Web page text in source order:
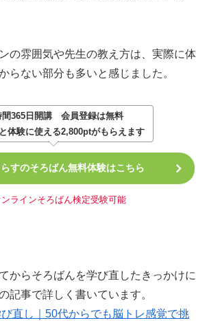
の雰囲気や先生の教え方は、実際に体
らない部分も多いと感じました。
間365日開講
会員登録は無料
体験に使える2,800ptがもらえます
すのそろばん無料体験はこちら
ンラインそろばん検定受験可能
からそろばんを学び直したきっかけに
記事で詳しく書いています。
直し｜50代からでも脳トレ感覚で挑